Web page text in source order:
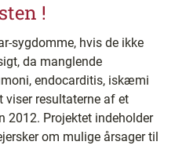
!
sygdomme, hvis de ikke
da manglende
endocarditis, iskæmi
resultaterne af et
2012. Projektet indeholder
om mulige årsager til